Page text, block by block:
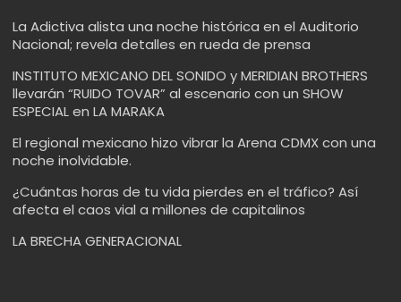
La Adictiva alista una noche histórica en el Auditorio
Nacional; revela detalles en rueda de prensa
INSTITUTO MEXICANO DEL SONIDO y MERIDIAN BROTHERS
llevarán “RUIDO TOVAR” al escenario con un SHOW
ESPECIAL en LA MARAKA
El regional mexicano hizo vibrar la Arena CDMX con una
noche inolvidable.
¿Cuántas horas de tu vida pierdes en el tráfico? Así
afecta el caos vial a millones de capitalinos
LA BRECHA GENERACIONAL